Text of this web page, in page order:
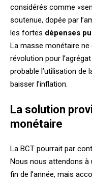
considérés comme
soutenue, dopée par
les fortes dépenses
La masse monétaire ne
révolution pour
probable l’utilisation de
baisser l’inflation.
La solution
monétaire
La BCT pourrait par
Nous nous attendons à
fin de l’année, mais